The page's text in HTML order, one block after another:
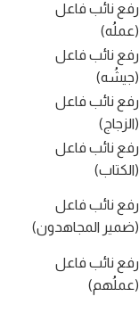
رفع نائب فاعل
(عملُه)
رفع نائب فاعل
(جيشُه)
رفع نائب فاعل
(الزجاج)
رفع نائب فاعل
(الكتاب)
رفع نائب فاعل
(ضمير المجاهدون)
رفع نائب فاعل
(عملُهم)